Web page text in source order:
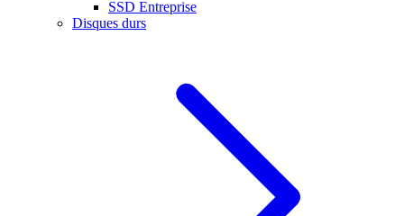
SSD Entreprise
Disques durs